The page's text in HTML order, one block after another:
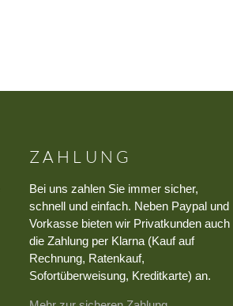
ZAHLUNG
Bei uns zahlen Sie immer sicher,
schnell und einfach. Neben Paypal und
Vorkasse bieten wir Privatkunden auch
die Zahlung per Klarna (Kauf auf
Rechnung, Ratenkauf,
Sofortüberweisung, Kreditkarte) an.